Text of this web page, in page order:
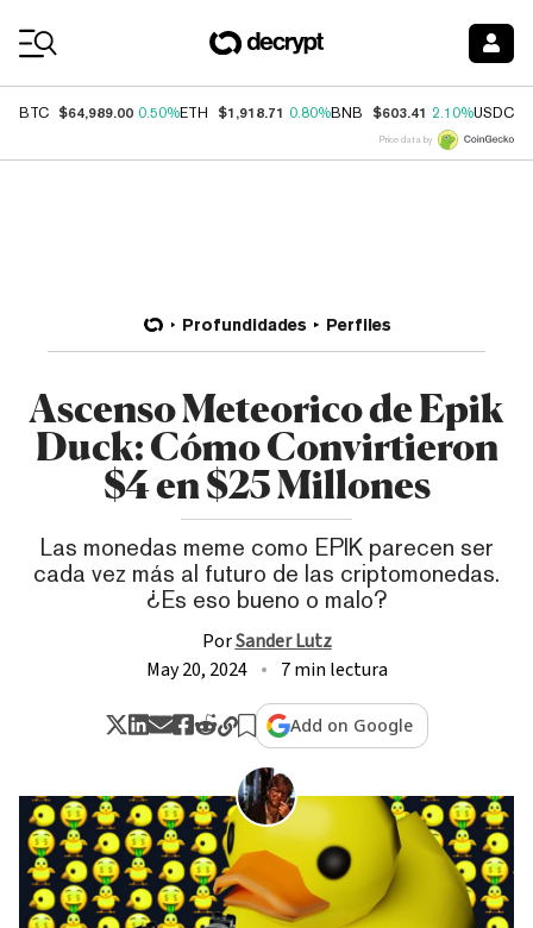
BTC $64,989.00 0.50%ETH $1,918.71 0.80%BNB $603.41 2.10%USDC
Price data by
Profundidades Perfiles
Ascenso Meteorico de Epik
Duck: Cómo Convirtieron
$4 en $25 Millones
Las monedas meme como EPIK parecen ser
cada vez más al futuro de las criptomonedas.
¿Es eso bueno o malo?
PorSander Lutz
May 20, 2024
7 min lectura
Add on Google